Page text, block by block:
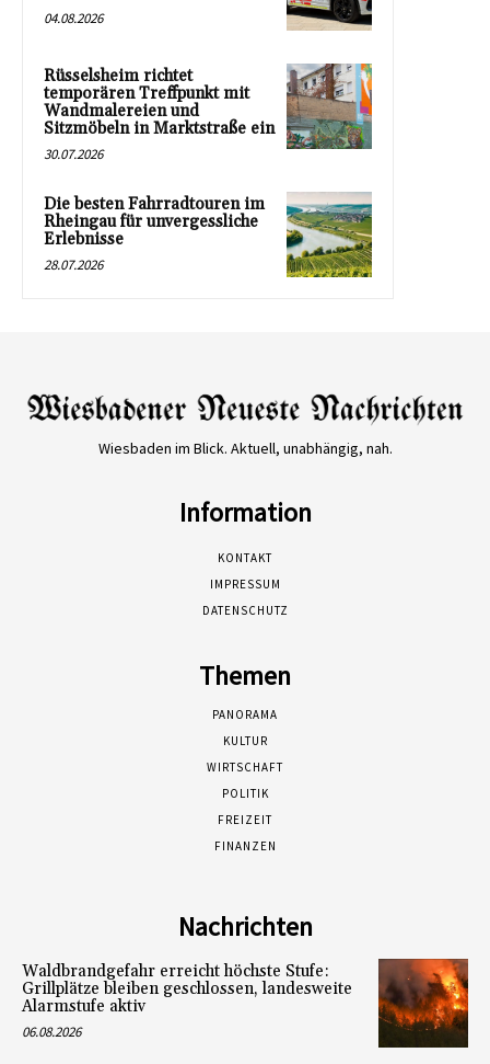
04.08.2026
Rüsselsheim richtet
temporären Treffpunkt mit
Wandmalereien und
Sitzmöbeln in Marktstraße ein
30.07.2026
Die besten Fahrradtouren im
Rheingau für unvergessliche
Erlebnisse
28.07.2026
Wiesbaden im Blick. Aktuell, unabhängig, nah.
Information
KONTAKT
IMPRESSUM
DATENSCHUTZ
Themen
PANORAMA
KULTUR
WIRTSCHAFT
POLITIK
FREIZEIT
FINANZEN
Nachrichten
Waldbrandgefahr erreicht höchste Stufe:
Grillplätze bleiben geschlossen, landesweite
Alarmstufe aktiv
06.08.2026